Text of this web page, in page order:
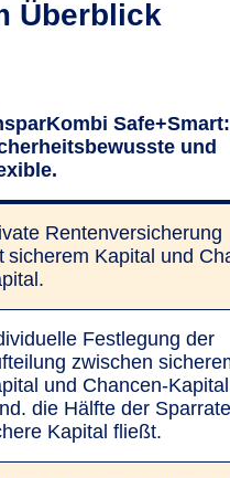
Überblick
und
Renten­versicherung
sicherem Kapital und
Fest­legung der
zwischen
und Chancen-
die Hälfte der
Kapital fließt.